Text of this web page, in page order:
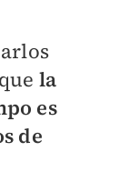
la
es
de